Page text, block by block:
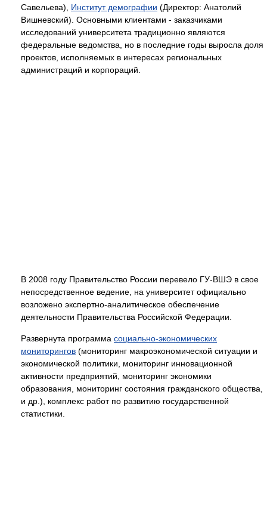
Савельева), Институт демографии (Директор: Анатолий
Вишневский). Основными клиентами - заказчиками
исследований университета традиционно являются
федеральные ведомства, но в последние годы выросла доля
проектов, исполняемых в интересах региональных
администраций и корпораций.
В 2008 году Правительство России перевело ГУ-ВШЭ в свое
непосредственное ведение, на университет официально
возложено экспертно-аналитическое обеспечение
деятельности Правительства Российской Федерации.
Развернута программа социально-экономических
мониторингов (мониторинг макроэкономической ситуации и
экономической политики, мониторинг инновационной
активности предприятий, мониторинг экономики
образования, мониторинг состояния гражданского общества,
и др.), комплекс работ по развитию государственной
статистики.